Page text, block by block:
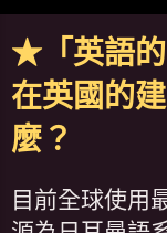
★「英語的
在英國的
麼？
目前全球使用